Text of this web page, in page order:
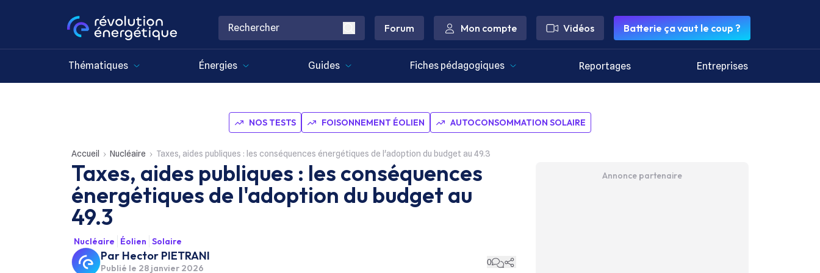
Forum Mon compte Vidéos Batterie ça vaut le coup ?
Thématiques Énergies Guides Fiches pédagogiques Reportages Entreprises
NOS TESTS FOISONNEMENT ÉOLIEN AUTOCONSOMMATION SOLAIRE
Accueil Nucléaire Taxes, aides publiques : les conséquences énergétiques de l'adoption du budget au 49.3
Taxes, aides publiques : les conséquences
énergétiques de l'adoption du budget au
49.3
Nucléaire Éolien Solaire
Par Hector PIETRANI
Publié le 28 janvier 2026
0
Annonce partenaire